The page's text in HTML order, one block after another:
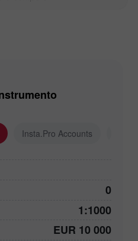
Insta.Pro Accounts
0
1:1000
EUR 10 000